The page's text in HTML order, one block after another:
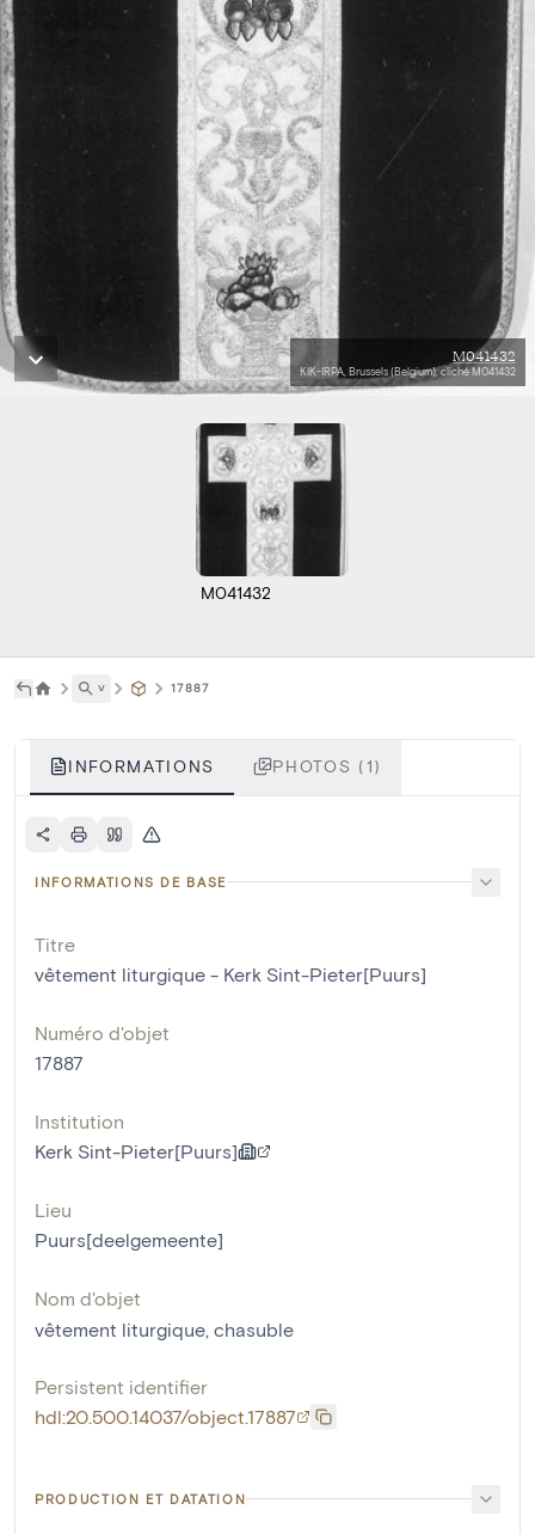
M041432
KIK-IRPA, Brussels (Belgium), cliché M041432
M041432
˅ 17887
INFORMATIONS PHOTOS (1)
INFORMATIONS DE BASE
Titre
vêtement liturgique - Kerk Sint-Pieter[Puurs]
Numéro d'objet
17887
Institution
Kerk Sint-Pieter[Puurs]
Lieu
Puurs[deelgemeente]
Nom d'objet
vêtement liturgique, chasuble
Persistent identifier
hdl:20.500.14037/object.17887
PRODUCTION ET DATATION